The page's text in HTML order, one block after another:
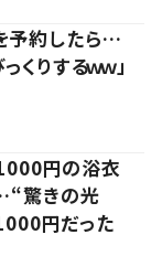
予約したら…
りするｗｗ」
1000円の浴衣
驚きの光
円だった